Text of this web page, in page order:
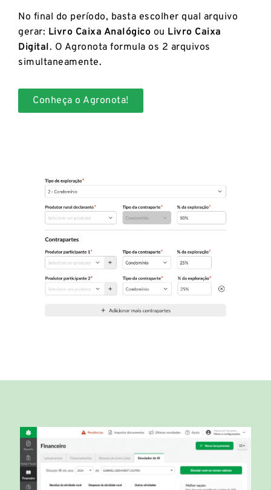
No final do período, basta escolher qual arquivo
gerar: Livro Caixa Analógico ou Livro Caixa
Digital. O Agronota formula os 2 arquivos
simultaneamente.
Conheça o Agronota!